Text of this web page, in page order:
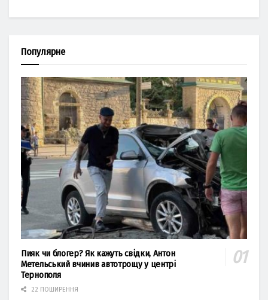
Популярне
Пияк чи блогер? Як кажуть свідки, Антон
Метельський вчинив автотрощу у центрі
Тернополя
22 ПОШИРЕННЯ